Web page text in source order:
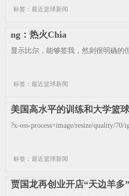
标签：最近篮球新闻
ng：热火Chia
显示比尔，能够签我，然则很明确的
标签：最近篮球新闻
美国高水平的训练和大学篮
?x-oss-process=image/resize/quality/
标签：最近篮球新闻
贾国龙再创业开店“天边羊多